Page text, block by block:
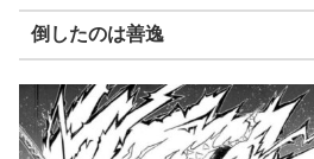
倒したのは善逸